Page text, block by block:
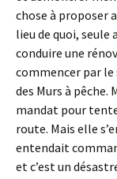
chose à proposer
lieu de quoi, seule
conduire une
commencer par le
des Murs à pêche.
mandat pour
route. Mais elle
entendait
et c’est un